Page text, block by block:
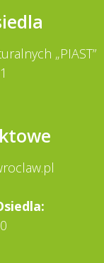
„PIAST”